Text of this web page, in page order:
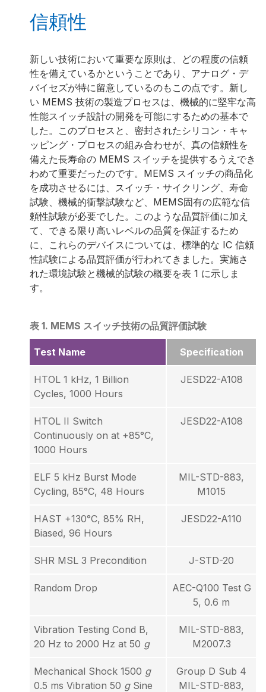
信頼性
新しい技術において重要な原則は、どの程度の信頼
性を備えているかということであり、アナログ・デ
バイセズが特に留意しているのもこの点です。新し
い MEMS 技術の製造プロセスは、機械的に堅牢な高
性能スイッチ設計の開発を可能にするための基本で
した。このプロセスと、密封されたシリコン・キャ
ッピング・プロセスの組み合わせが、真の信頼性を
備えた長寿命の MEMS スイッチを提供するうえでき
わめて重要だったのです。MEMS スイッチの商品化
を成功させるには、スイッチ・サイクリング、寿命
試験、機械的衝撃試験など、MEMS固有の広範な信
頼性試験が必要でした。このような品質評価に加え
て、できる限り高いレベルの品質を保証するため
に、これらのデバイスについては、標準的な IC 信頼
性試験による品質評価が行われてきました。実施さ
れた環境試験と機械的試験の概要を表 1 に示しま
す。
表 1. MEMS スイッチ技術の品質評価試験
Test Name Specification
HTOL 1 kHz, 1 Billion
Cycles, 1000 Hours
JESD22-A108
HTOL II Switch
Continuously on at +85°C,
1000 Hours
JESD22-A108
ELF 5 kHz Burst Mode
Cycling, 85°C, 48 Hours
MIL-STD-883,
M1015
HAST +130°C, 85% RH,
Biased, 96 Hours
JESD22-A110
SHR MSL 3 Precondition J-STD-20
Random Drop
AEC-Q100 Test G
5, 0.6 m
Vibration Testing Cond B,
20 Hz to 2000 Hz at 50 g
MIL-STD-883,
M2007.3
Mechanical Shock 1500 g
0.5 ms Vibration 50 gSine
Group D Sub 4
MIL-STD-883,